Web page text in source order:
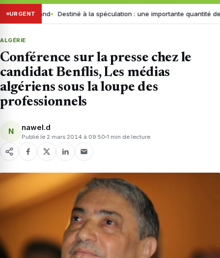
URGENT
allemand Destiné à la spéculation : une importante quantité de ce
ALGÉRIE
Conférence sur la presse chez le
candidat Benflis, Les médias
algériens sous la loupe des
professionnels
N nawel.d
Publié le 2 mars 2014 à 09:50 1 min de lecture